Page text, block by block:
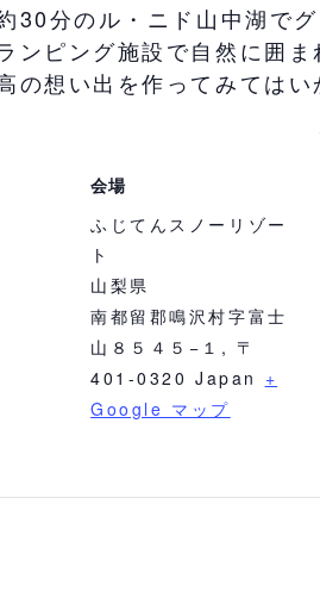
30分のル・ニド山中湖で
ンピング施設で自然に囲
想い出を作ってみてはい
会場
ふじてんスノーリゾー
ト
山梨県
南都留郡鳴沢村字富士
山８５４５−１ , 〒
401-0320 Japan +
Google マップ